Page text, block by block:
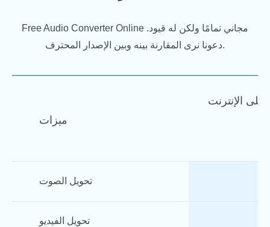
Free Audio Converter Online مجاني تمامًا ولكن له قيود.
دعونا نرى المقارنة بينه وبين الإصدار المحترف.
ميزات
الإنترنت
تحويل الصوت
تحويل الفيديو